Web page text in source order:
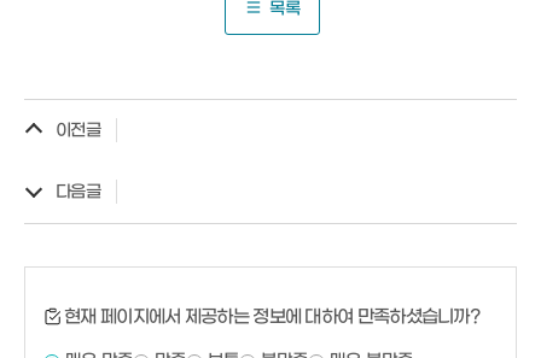
목록
이전글
다음글
현재 페이지에서 제공하는 정보에 대하여 만족하셨습니까?